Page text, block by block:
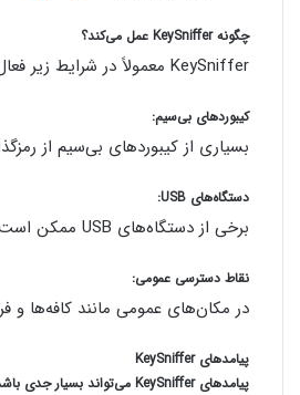
چگونه KeySniffer عمل می‌کند؟
KeySniffer معمولاً در شرایط زیر فعال می‌شود:
کیبوردهای بی‌سیم:
بسیاری از کیبوردهای بی‌سیم از
دستگاه‌های USB:
برخی از دستگاه‌های USB ممکن است بدون مجوز کافی به کامپیوتر متصل شوند و اطلاعات کیبورد را به دست آورند.
نقاط دسترسی عمومی:
در مکان‌های عمومی مانند کافه‌ها و
پیامدهای KeySniffer
پیامدهای KeySniffer می‌تواند بسیار جدی باشد و شامل موارد زیر است: